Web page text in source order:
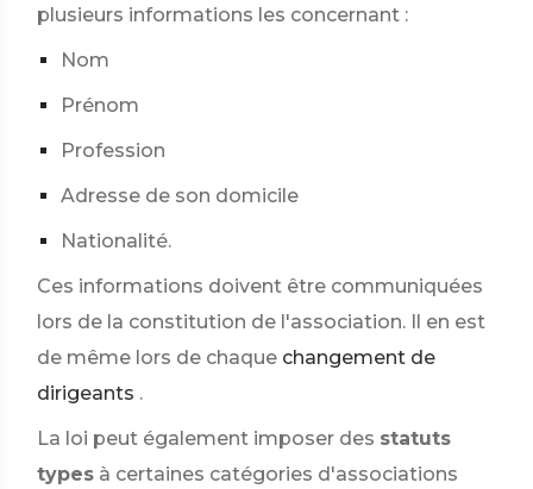
plusieurs informations les concernant :
Nom
Prénom
Profession
Adresse de son domicile
Nationalité.
Ces informations doivent être communiquées
lors de la constitution de l'association. Il en est
de même lors de chaque changement de
dirigeants .
La loi peut également imposer des statuts
types à certaines catégories d'associations